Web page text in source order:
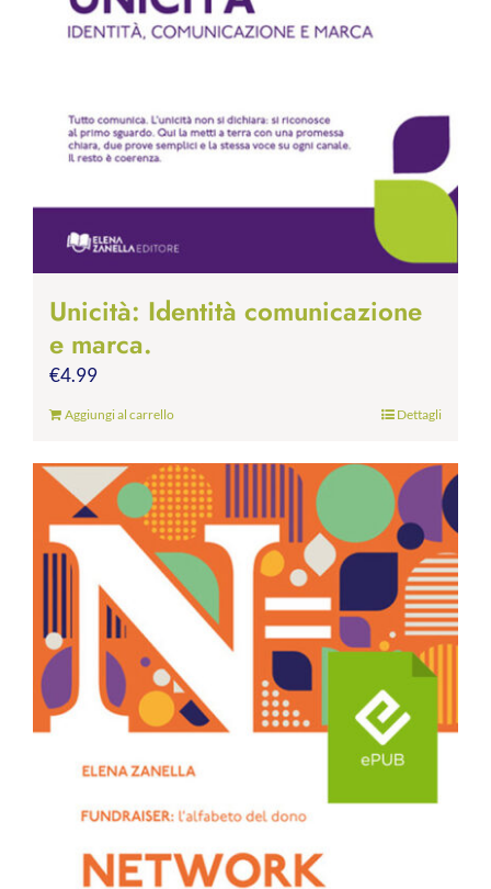
Unicità: Identità comunicazione
e marca.
€4.99
Aggiungi al carrello Dettagli